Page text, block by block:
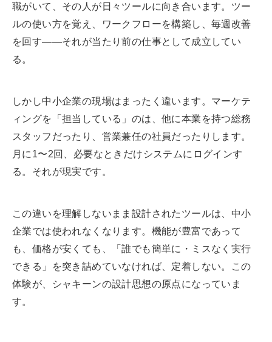
職がいて、その人が日々ツールに向き合います。ツー
ルの使い方を覚え、ワークフローを構築し、毎週改善
を回す——それが当たり前の仕事として成立してい
る。
しかし中小企業の現場はまったく違います。マーケテ
ィングを「担当している」のは、他に本業を持つ総務
スタッフだったり、営業兼任の社員だったりします。
月に1〜2回、必要なときだけシステムにログインす
る。それが現実です。
この違いを理解しないまま設計されたツールは、中小
企業では使われなくなります。機能が豊富であって
も、価格が安くても、「誰でも簡単に・ミスなく実行
できる」を突き詰めていなければ、定着しない。この
体験が、シャキーンの設計思想の原点になっていま
す。